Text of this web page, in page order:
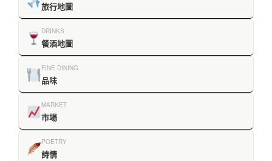
旅行地圖
DRINKS
餐酒地圖
FINE DINING
品味
MARKET
市場
POETRY
詩情